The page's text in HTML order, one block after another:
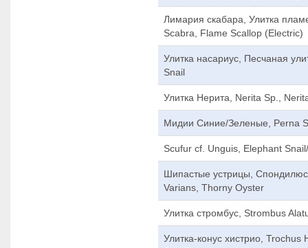
Лимария скабара, Улитка
Scabra, Flame Scallop (Electric)
Улитка насариус, Песчаная
Snail
Улитка Нерита, Nerita Sp.,
Мидии Синие/Зеленые, Perna
Scufur cf. Unguis, Elephant
Шипастые устрицы,
Varians, Thorny Oyster
Улитка стромбус, Strombus
Улитка-конус хистрио,